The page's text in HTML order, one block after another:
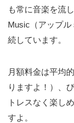
も常に音楽を流
Music（アップ
続しています。
月額料金は平均
りますよ！）、
トレスなく楽し
すよ。